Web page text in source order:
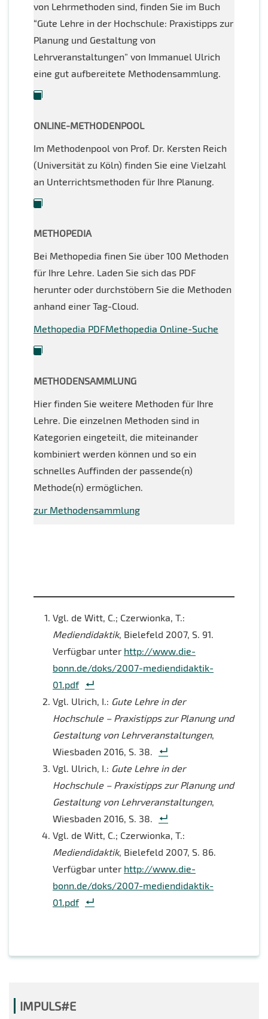
von Lehrmethoden sind, finden Sie im Buch
“Gute Lehre in der Hochschule: Praxistipps zur
Planung und Gestaltung von
Lehrveranstaltungen” von Immanuel Ulrich
eine gut aufbereitete Methodensammlung.
ONLINE-METHODENPOOL
Im Methodenpool von Prof. Dr. Kersten Reich
(Universität zu Köln) finden Sie eine Vielzahl
an Unterrichtsmethoden für Ihre Planung.
METHOPEDIA
Bei Methopedia finen Sie über 100 Methoden
für Ihre Lehre. Laden Sie sich das PDF
herunter oder durchstöbern Sie die Methoden
anhand einer Tag-Cloud.
Methopedia PDFMethopedia Online-Suche
METHODENSAMMLUNG
Hier finden Sie weitere Methoden für Ihre
Lehre. Die einzelnen Methoden sind in
Kategorien eingeteilt, die miteinander
kombiniert werden können und so ein
schnelles Auffinden der passende(n)
Methode(n) ermöglichen.
zur Methodensammlung
Vgl. de Witt, C.; Czerwionka, T.:
Mediendidaktik, Bielefeld 2007, S. 91.
Verfügbar unter http://www.die-
bonn.de/doks/2007-mediendidaktik-
01.pdf
Vgl. Ulrich, I.: Gute Lehre in der
Hochschule – Praxistipps zur Planung und
Gestaltung von Lehrveranstaltungen,
Wiesbaden 2016, S. 38.
Vgl. Ulrich, I.: Gute Lehre in der
Hochschule – Praxistipps zur Planung und
Gestaltung von Lehrveranstaltungen,
Wiesbaden 2016, S. 38.
Vgl. de Witt, C.; Czerwionka, T.:
Mediendidaktik, Bielefeld 2007, S. 86.
Verfügbar unter http://www.die-
bonn.de/doks/2007-mediendidaktik-
01.pdf
IMPULS#E